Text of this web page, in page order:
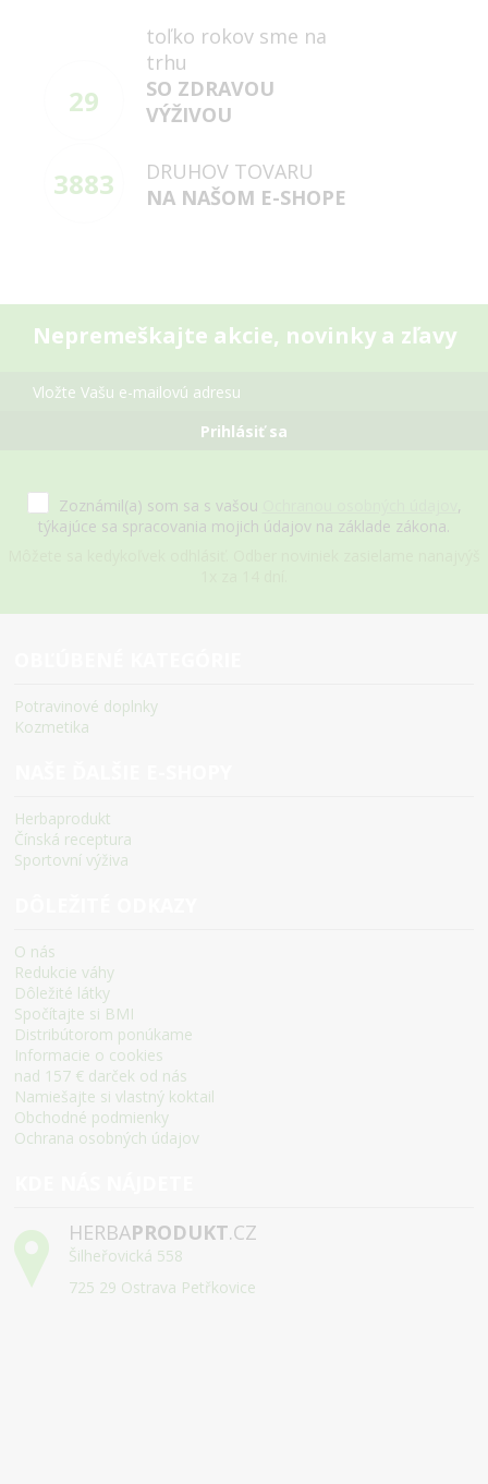
29
toľko rokov sme na
trhu
SO ZDRAVOU
VÝŽIVOU
3883
DRUHOV TOVARU
NA NAŠOM E-SHOPE
Nepremeškajte akcie, novinky a zľavy
Prihlásiť sa
Zoznámil(a) som sa s vašou
,
týkajúce sa spracovania mojich údajov na základe zákona.
Potravinové doplnky
Kozmetika
Herbaprodukt
Čínská receptura
Sportovní výživa
O nás
Redukcie váhy
Dôležité látky
Spočítajte si BMI
Distribútorom ponúkame
Informacie o cookies
nad 157 € darček od nás
Namiešajte si vlastný koktail
Obchodné podmienky
Ochrana osobných údajov
HERBAPRODUKT.CZ
Šilheřovická 558
725 29 Ostrava Petřkovice